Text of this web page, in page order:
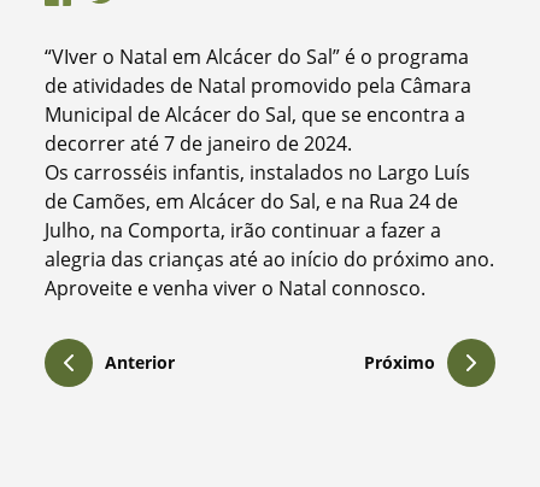
“VIver o Natal em Alcácer do Sal” é o programa
de atividades de Natal promovido pela Câmara
Municipal de Alcácer do Sal, que se encontra a
decorrer até 7 de janeiro de 2024.
Os carrosséis infantis, instalados no Largo Luís
de Camões, em Alcácer do Sal, e na Rua 24 de
Julho, na Comporta, irão continuar a fazer a
alegria das crianças até ao início do próximo ano.
Aproveite e venha viver o Natal connosco.
Anterior Próximo